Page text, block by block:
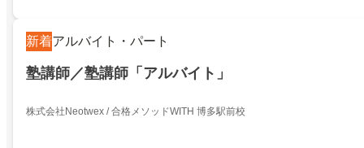
新着アルバイト・パート
塾講師／塾講師「アルバイト」
株式会社Neotwex / 合格メソッドWITH 博多駅前校